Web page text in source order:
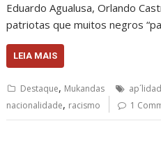
Eduardo Agualusa, Orlando
patriotas que muitos negros
LEIA MAIS
Destaque, Mukandas
nacionalidade, racismo 1